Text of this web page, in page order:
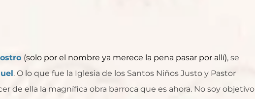
(solo por el nombre ya merece la pena pasar por allí), se
. O lo que fue la Iglesia de los Santos Niños Justo y Pastor
de ella la magnífica obra barroca que es ahora. No soy objetivo